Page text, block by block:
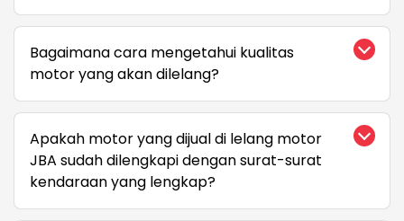
Bagaimana cara mengetahui kualitas
motor yang akan dilelang?
Apakah motor yang dijual di lelang motor
JBA sudah dilengkapi dengan surat-surat
kendaraan yang lengkap?